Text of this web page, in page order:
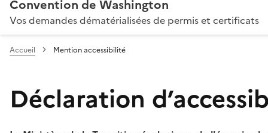
Convention de Washington
Vos demandes dématérialisées de permis et certificats
Accueil Mention accessibilité
Déclaration